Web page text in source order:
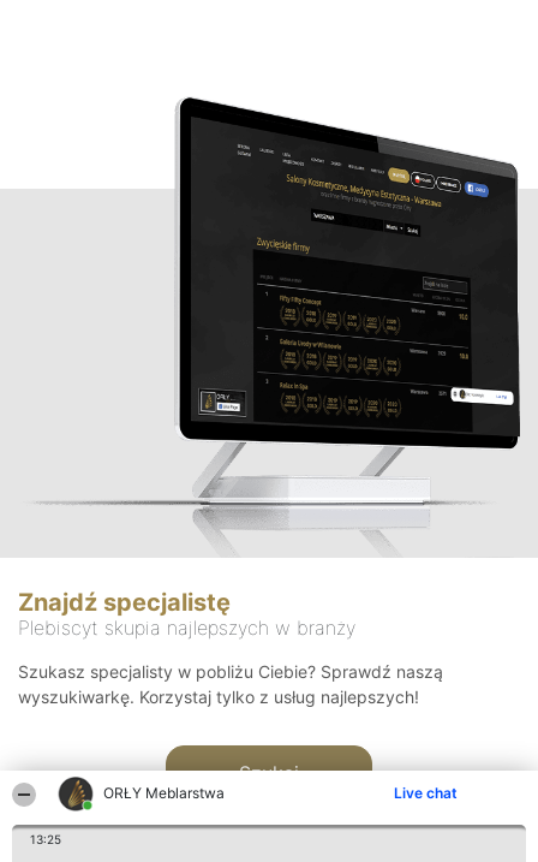
ORŁY Meblarstwa Live chat
13:25
Znajdź specjalistę
Plebiscyt skupia najlepszych w branży
Szukasz specjalisty w pobliżu Ciebie? Sprawdź naszą
wyszukiwarkę. Korzystaj tylko z usług najlepszych!
Szukaj